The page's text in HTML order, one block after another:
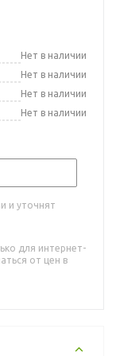
Нет в наличии
Нет в наличии
Нет в наличии
Нет в наличии
и уточнят
для интернет-
от цен в